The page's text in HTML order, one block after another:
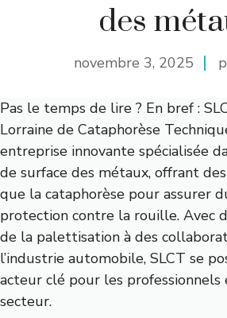
des
novembre 3, 2025
Pas le temps de lire ? En bref :
Lorraine de Cataphorèse
entreprise innovante spécialisée
de surface des métaux, offrant
que la cataphorèse pour assurer
protection contre la rouille. Avec
de la palettisation à des
l’industrie automobile, SLCT se
acteur clé pour les professionnels
secteur.